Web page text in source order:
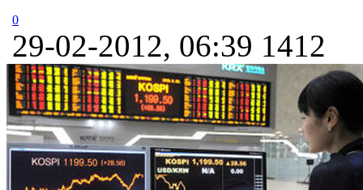
0
29-02-2012, 06:39 1412